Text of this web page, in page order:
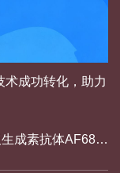
术成功转化，助力
2025年11月，临床检测中心“抗人血小板生成素抗体AF687/...